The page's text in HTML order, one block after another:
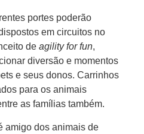
portes poderão
em circuitos no
de agility for fun,
diversão e momentos
e seus donos. Carrinhos
para os animais
as famílias também.
amigo dos animais de